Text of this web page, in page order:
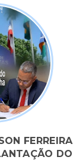
FERREIRA
DO